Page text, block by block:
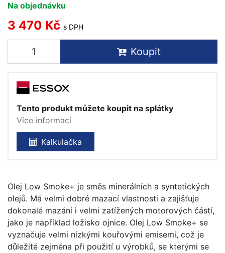
Na objednávku
3 470 Kč s DPH
Koupit
Tento produkt můžete koupit na splátky
Více informací
Kalkulačka
Olej Low Smoke+ je směs minerálních a syntetických
olejů. Má velmi dobré mazací vlastnosti a zajišťuje
dokonalé mazání i velmi zatížených motorových částí,
jako je například ložisko ojnice. Olej Low Smoke+ se
vyznačuje velmi nízkými kouřovými emisemi, což je
důležité zejména při použití u výrobků, se kterými se